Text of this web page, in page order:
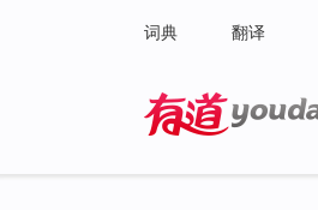
词典 翻译